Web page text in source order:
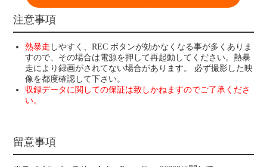
注意事項
熱暴走 しやすく、REC ボタンが効かなくなる事が多くありま
すので、その場合は電源を押して再起動してください。熱暴
走により録画がされてない場合があります。 必ず撮影した映
像を都度確認して下さい。
収録データに関しての保証は致しかねますのでご了承くださ
い。
留意事項